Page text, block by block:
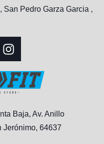
San Pedro Garza Garcia ,
Baja, Av. Anillo
Jerónimo, 64637